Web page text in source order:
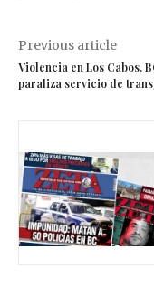
Previous article
Violencia en Los Cabos,
paraliza servicio de